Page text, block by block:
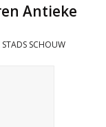
Antieke
STADS SCHOUW